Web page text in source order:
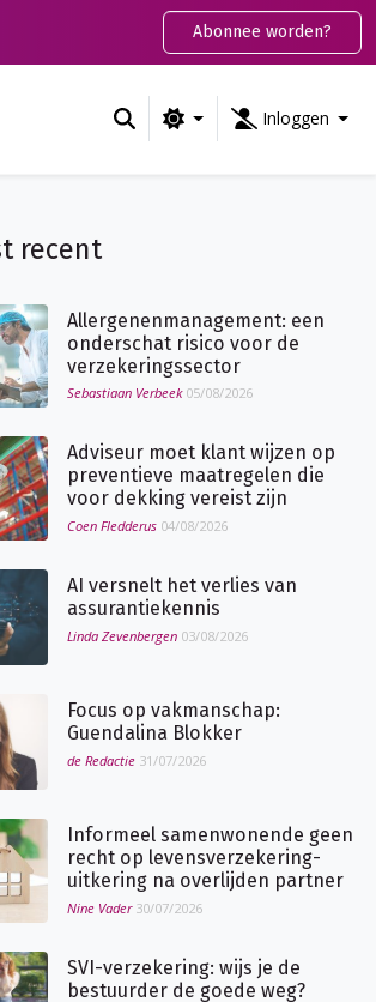
Abonnee worden?
Inloggen
recent
Allergenenmanagement: een
onderschat risico voor de
verzekeringssector
Sebastiaan Verbeek 05/08/2026
Adviseur moet klant wijzen op
preventieve maatregelen die
voor dekking vereist zijn
Coen Fledderus 04/08/2026
AI versnelt het verlies van
assurantiekennis
Linda Zevenbergen 03/08/2026
Focus op vakmanschap:
Guendalina Blokker
de Redactie 31/07/2026
Informeel samenwonende geen
recht op levensverzekering-
uitkering na overlijden partner
Nine Vader 30/07/2026
SVI-verzekering: wijs je de
bestuurder de goede weg?